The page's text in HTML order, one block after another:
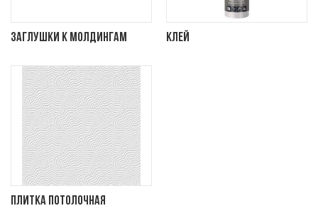
Заглушки к молдингам Клей
Плитка потолочная